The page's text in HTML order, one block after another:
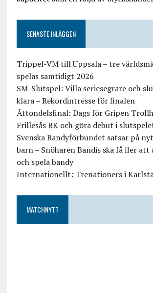
SENASTE INLÄGGEN
Trippel-VM till Uppsala – tre
spelas samtidigt 2026
SM-Slutspel: Villa seriesegrare och
klara – Rekordintresse för finalen
Åttondelsfinal: Dags för Gripen
Frillesås BK och göra debut i
Svenska Bandyförbundet satsar på
barn – Snöharen Bandis ska få fler att
och spela bandy
Internationellt: Trenationers i
MATCHNYTT